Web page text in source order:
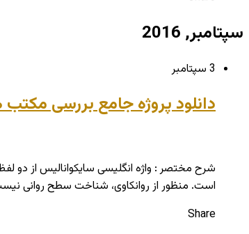
سپتامبر, 2016
3 سپتامبر
دانلود پروژه جامع بررسی
شرح مختصر : واژه انگلیسی سایکوانالیس از دو
است. منظور از روانکاوی، شناخت سطح روانی
Share